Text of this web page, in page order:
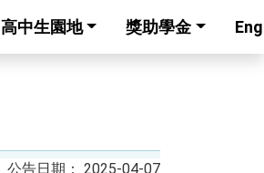
高中生園地 獎助學金
2025-04-07